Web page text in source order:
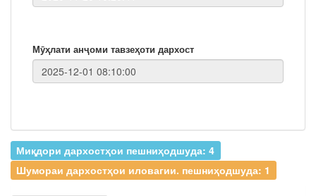
Мӯҳлати анҷоми тавзеҳоти дархост
Миқдори дархостҳои пешниҳодшуда: 4
Шумораи дархостҳои иловагии. пешниҳодшуда: 1